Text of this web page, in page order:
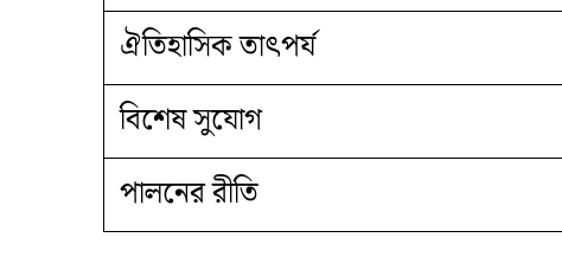
ঐতিহাসিক তাৎপর্য
বিশেষ সুযোগ
পালনের রীতি